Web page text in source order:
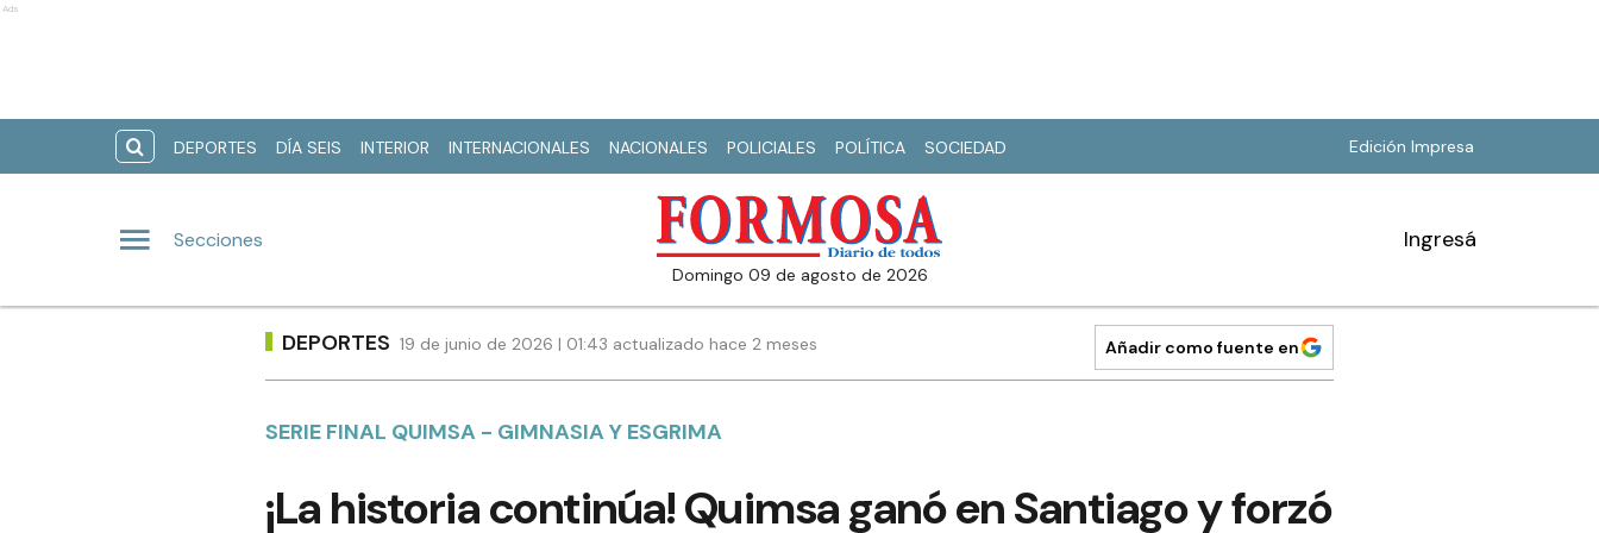
Ads
DEPORTES DÍA SEIS INTERIOR INTERNACIONALES NACIONALES POLICIALES POLÍTICA SOCIEDAD Edición Impresa
Secciones
domingo 09 de agosto de 2026
Ingresá
DEPORTES 19 de junio de 2026 | 01:43 actualizado hace 2 meses Añadir como fuente en
SERIE FINAL QUIMSA - GIMNASIA Y ESGRIMA
¡La historia continúa! Quimsa ganó en Santiago y forzó